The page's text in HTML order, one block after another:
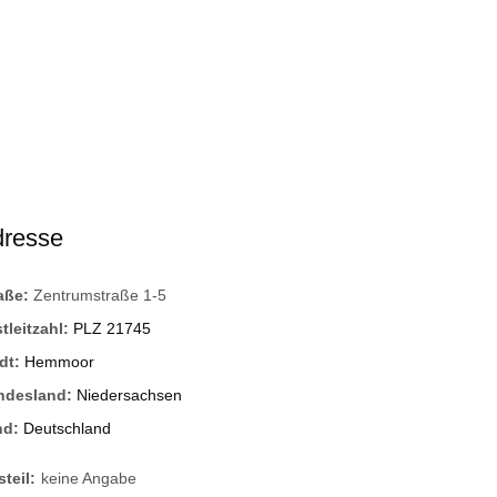
Zentrumstraße 1-5
PLZ 21745
Hemmoor
Niedersachsen
Deutschland
keine Angabe